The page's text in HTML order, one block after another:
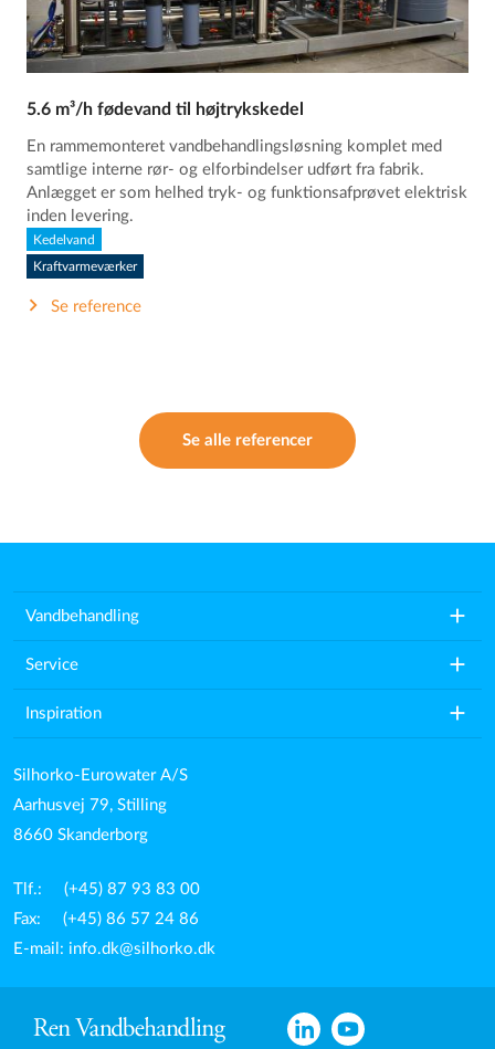
5.6 m³/h fødevand til højtrykskedel
En rammemonteret vandbehandlingsløsning komplet med
samtlige interne rør- og elforbindelser udført fra fabrik.
Anlægget er som helhed tryk- og funktionsafprøvet elektrisk
inden levering.
Kedelvand
Kraftvarmeværker
Se reference
Se alle referencer
Vandbehandling add
Service add
Inspiration add
Silhorko-Eurowater A/S
Aarhusvej 79, Stilling
8660 Skanderborg
Tlf.: (+45) 87 93 83 00
Fax: (+45) 86 57 24 86
E-mail: info.dk@silhorko.dk